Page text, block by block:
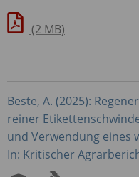
(2 MB)
Beste, A. (2025):
reiner
und Verwendung eines
In: Kritischer